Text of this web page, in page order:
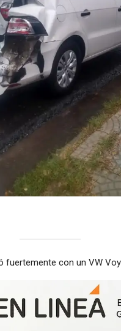
fuertemente con un VW